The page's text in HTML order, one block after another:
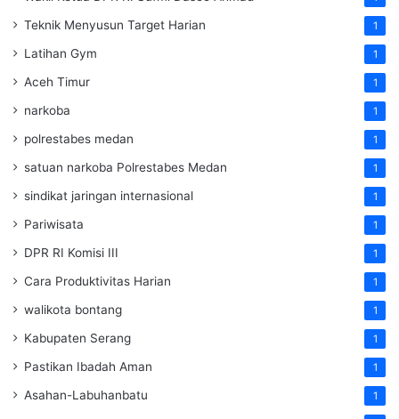
Teknik Menyusun Target Harian 1
Latihan Gym 1
Aceh Timur 1
narkoba 1
polrestabes medan 1
satuan narkoba Polrestabes Medan 1
sindikat jaringan internasional 1
Pariwisata 1
DPR RI Komisi III 1
Cara Produktivitas Harian 1
walikota bontang 1
Kabupaten Serang 1
Pastikan Ibadah Aman 1
Asahan-Labuhanbatu 1